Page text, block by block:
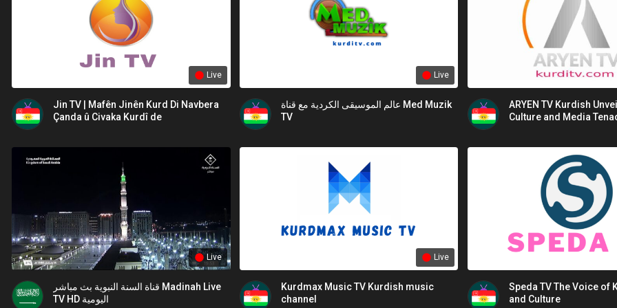
Live
Jin TV | Mafên Jinên Kurd Di Navbera
Çanda û Civaka Kurdî de
Live
عالم الموسيقى الكردية مع قناة Med Muzik
TV
ARYEN TV Kurdish
Culture and Media
Live
قناة السنة النبوية بث مباشر Madinah Live
TV HD اليومية
Live
Kurdmax Music TV Kurdish music
channel
Speda TV The Voice of
and Culture